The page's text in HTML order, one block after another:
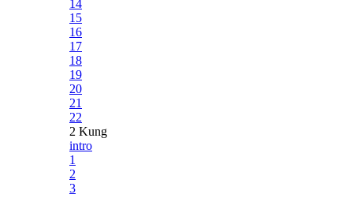
14
15
16
17
18
19
20
21
22
2 Kung
intro
1
2
3